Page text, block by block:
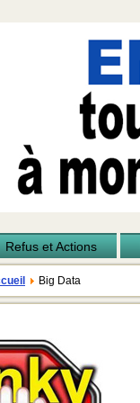
Refus et Actions
Big Data